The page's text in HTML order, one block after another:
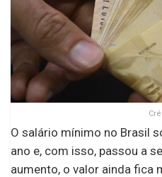
O salário mínimo no Brasil
ano e, com isso, passou a
aumento, o valor ainda fica